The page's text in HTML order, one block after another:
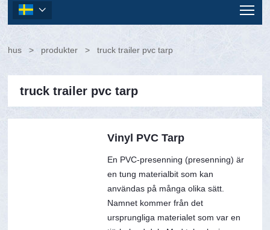

hus > produkter > truck trailer pvc tarp
truck trailer pvc tarp
Vinyl PVC Tarp
En PVC-presenning (presenning) är
en tung materialbit som kan
användas på många olika sätt.
Namnet kommer från det
ursprungliga materialet som var en